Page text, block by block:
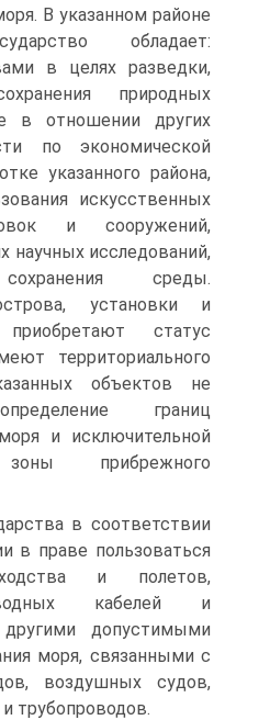
В указанном районе
обладает:
в целях разведки,
природных
в отношении других
по экономической
указанного района,
искусственных
и сооружений,
научных исследований,
среды.
установки и
статус
территориального
объектов не
границ
и исключительной
зоны прибрежного
в соответствии
в праве пользоваться
и полетов,
кабелей и
допустимыми
моря, связанными с
воздушных судов,
трубопроводов.